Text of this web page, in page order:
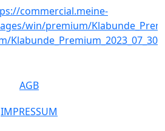
AGB
IMPRESSUM